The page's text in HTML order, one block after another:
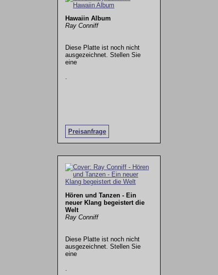
Hawaiin Album
Ray Conniff
Diese Platte ist noch nicht
ausgezeichnet. Stellen Sie
eine
Preisanfrage
.
Hören und Tanzen - Ein
neuer Klang begeistert die
Welt
Ray Conniff
Diese Platte ist noch nicht
ausgezeichnet. Stellen Sie
eine